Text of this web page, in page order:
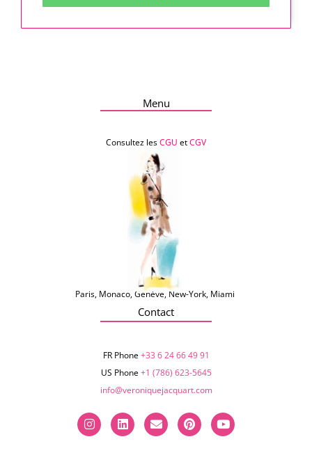
Menu
Consultez lesCGU etCGV
Paris, Monaco, Genève, New-York, Miami
Contact
FR Phone+33 6 24 66 49 91
US Phone+1 (786) 623-5645‬
info@veroniquejacquart.com